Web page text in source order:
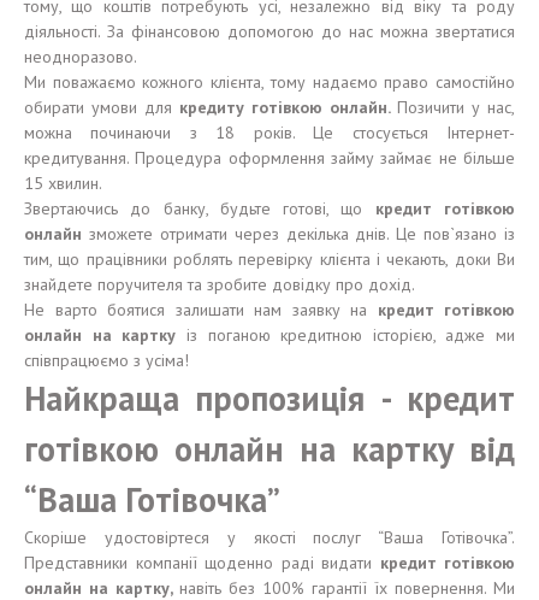
тому, що коштів потребують усі, незалежно від віку та роду
діяльності. За фінансовою допомогою до нас можна звертатися
неодноразово.
Ми поважаємо кожного клієнта, тому надаємо право самостійно
обирати умови для кредиту готівкою онлайн. Позичити у нас,
можна починаючи з 18 років. Це стосується Інтернет-
кредитування. Процедура оформлення займу займає не більше
15 хвилин.
Звертаючись до банку, будьте готові, що кредит готівкою
онлайн зможете отримати через декілька днів. Це пов`язано із
тим, що працівники роблять перевірку клієнта і чекають, доки Ви
знайдете поручителя та зробите довідку про дохід.
Не варто боятися залишати нам заявку на кредит готівкою
онлайн на картку із поганою кредитною історією, адже ми
співпрацюємо з усіма!
Найкраща пропозиція - кредит
готівкою онлайн на картку від
“Ваша Готівочка”
Скоріше удостовіртеся у якості послуг “Ваша Готівочка”.
Представники компанії щоденно раді видати кредит готівкою
онлайн на картку, навіть без 100% гарантії їх повернення. Ми